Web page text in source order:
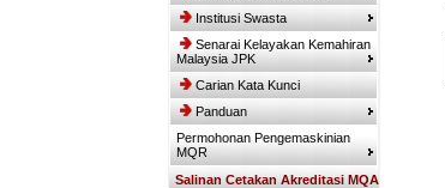
Institusi Swasta
Senarai Kelayakan Kemahiran
Malaysia JPK
Carian Kata Kunci
Panduan
Permohonan Pengemaskinian
MQR
Salinan Cetakan Akreditasi MQA